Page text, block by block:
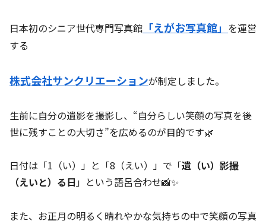
日本初のシニア世代専門写真館 「えがお写真館」 を運営
する
株式会社サンクリエーションが制定しました。
生前に自分の遺影を撮影し、“自分らしい笑顔の写真を後
世に残すことの大切さ”を広めるのが目的です🌿
日付は「1（い）」と「8（えい）」で「遺（い）影撮
（えいと）る日」という語呂合わせ📸✨
また、お正月の明るく晴れやかな気持ちの中で笑顔の写真